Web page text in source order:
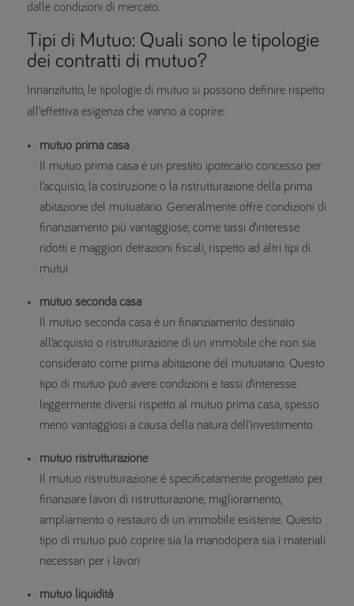
dalle condizioni di mercato.
Tipi di Mutuo: Quali sono le tipologie
dei contratti di mutuo?
Innanzitutto, le tipologie di mutuo si possono definire rispetto
all’effettiva esigenza che vanno a coprire:
mutuo prima casa
Il mutuo prima casa è un prestito ipotecario concesso per
l’acquisto, la costruzione o la ristrutturazione della prima
abitazione del mutuatario. Generalmente offre condizioni di
finanziamento più vantaggiose, come tassi d’interesse
ridotti e maggiori detrazioni fiscali, rispetto ad altri tipi di
mutui
mutuo seconda casa
Il mutuo seconda casa è un finanziamento destinato
all’acquisto o ristrutturazione di un immobile che non sia
considerato come prima abitazione del mutuatario. Questo
tipo di mutuo può avere condizioni e tassi d’interesse
leggermente diversi rispetto al mutuo prima casa, spesso
meno vantaggiosi a causa della natura dell’investimento
mutuo ristrutturazione
Il mutuo ristrutturazione è specificatamente progettato per
finanziare lavori di ristrutturazione, miglioramento,
ampliamento o restauro di un immobile esistente. Questo
tipo di mutuo può coprire sia la manodopera sia i materiali
necessari per i lavori
mutuo liquidità